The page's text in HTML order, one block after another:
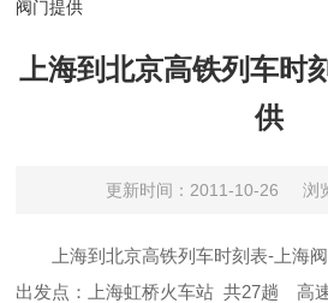
阀门提供
上海到北京高铁列车时
供
更新时间：2011-10-26 浏
上海到北京高铁列车时刻表-上海
出发点：上海虹桥火车站 共27趟 高